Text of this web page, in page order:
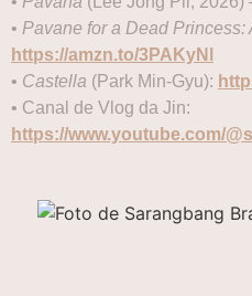
• Pavane for a Dead Princess:
https://amzn.to/3PAKyNl
• Castella (Park Min-Gyu):
• Canal de Vlog da Jin:
https://www.youtube.com/